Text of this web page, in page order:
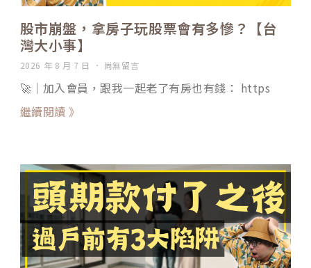
股市崩盤，拿房子玩股票會有多慘？【台
灣大小事】
2026 年 8 月 7 日 尚無留言
🚀｜加入會員，跟我一起老了有房也有錢： https
繼續閱讀 》